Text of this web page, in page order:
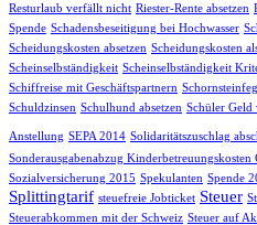
Resturlaub verfällt nicht Riester-Rente absetzen
Spende Schadensbeseitigung bei Hochwasser
Scheidungskosten absetzen Scheidungskosten
Scheinselbständigkeit Scheinselbständigkeit
Schiffreise mit Geschäftspartnern
Schuldzinsen Schulhund absetzen Schüler Geld
Anstellung SEPA 2014 Solidaritätszuschlag
Sonderausgabenabzug Kinderbetreuungskosten
Sozialversicherung 2015 Spekulanten Spende
Splittingtarif steuefreie Jobticket Steuer
Steuerabkommen mit der Schweiz Steuer auf